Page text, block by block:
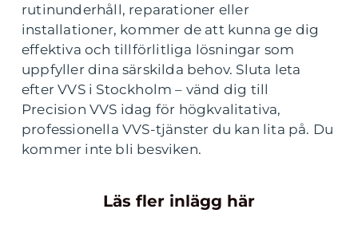
rutinunderhåll, reparationer eller
installationer, kommer de att kunna ge dig
effektiva och tillförlitliga lösningar som
uppfyller dina särskilda behov. Sluta leta
efter VVS i Stockholm – vänd dig till
Precision VVS idag för högkvalitativa,
professionella VVS-tjänster du kan lita på. Du
kommer inte bli besviken.
Läs fler inlägg här